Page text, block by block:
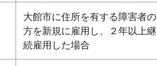
大館市に住所を有する障害者の
方を新規に雇用し、２年以上継
続雇用した場合